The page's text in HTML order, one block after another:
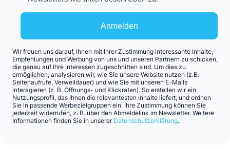
Anmelden
Wir freuen uns darauf, Ihnen mit Ihrer Zustimmung interessante Inhalte,
Empfehlungen und Werbung von uns und unseren Partnern zu schicken,
die genau auf Ihre Interessen zugeschnitten sind. Um dies zu
ermöglichen, analysieren wir, wie Sie unsere Website nutzen (z.B.
Seitenaufrufe, Verweildauer) und wie Sie mit unseren E-Mails
interagieren (z. B. Öffnungs- und Klickraten). So erstellen wir ein
Nutzungsprofil, das Ihnen die relevantesten Inhalte liefert, und ordnen
Sie in passende Werbezielgruppen ein. Ihre Zustimmung können Sie
jederzeit widerrufen, z. B. über den Abmeldelink im Newsletter. Weitere
Informationen finden Sie in unserer Datenschutzerklärung.